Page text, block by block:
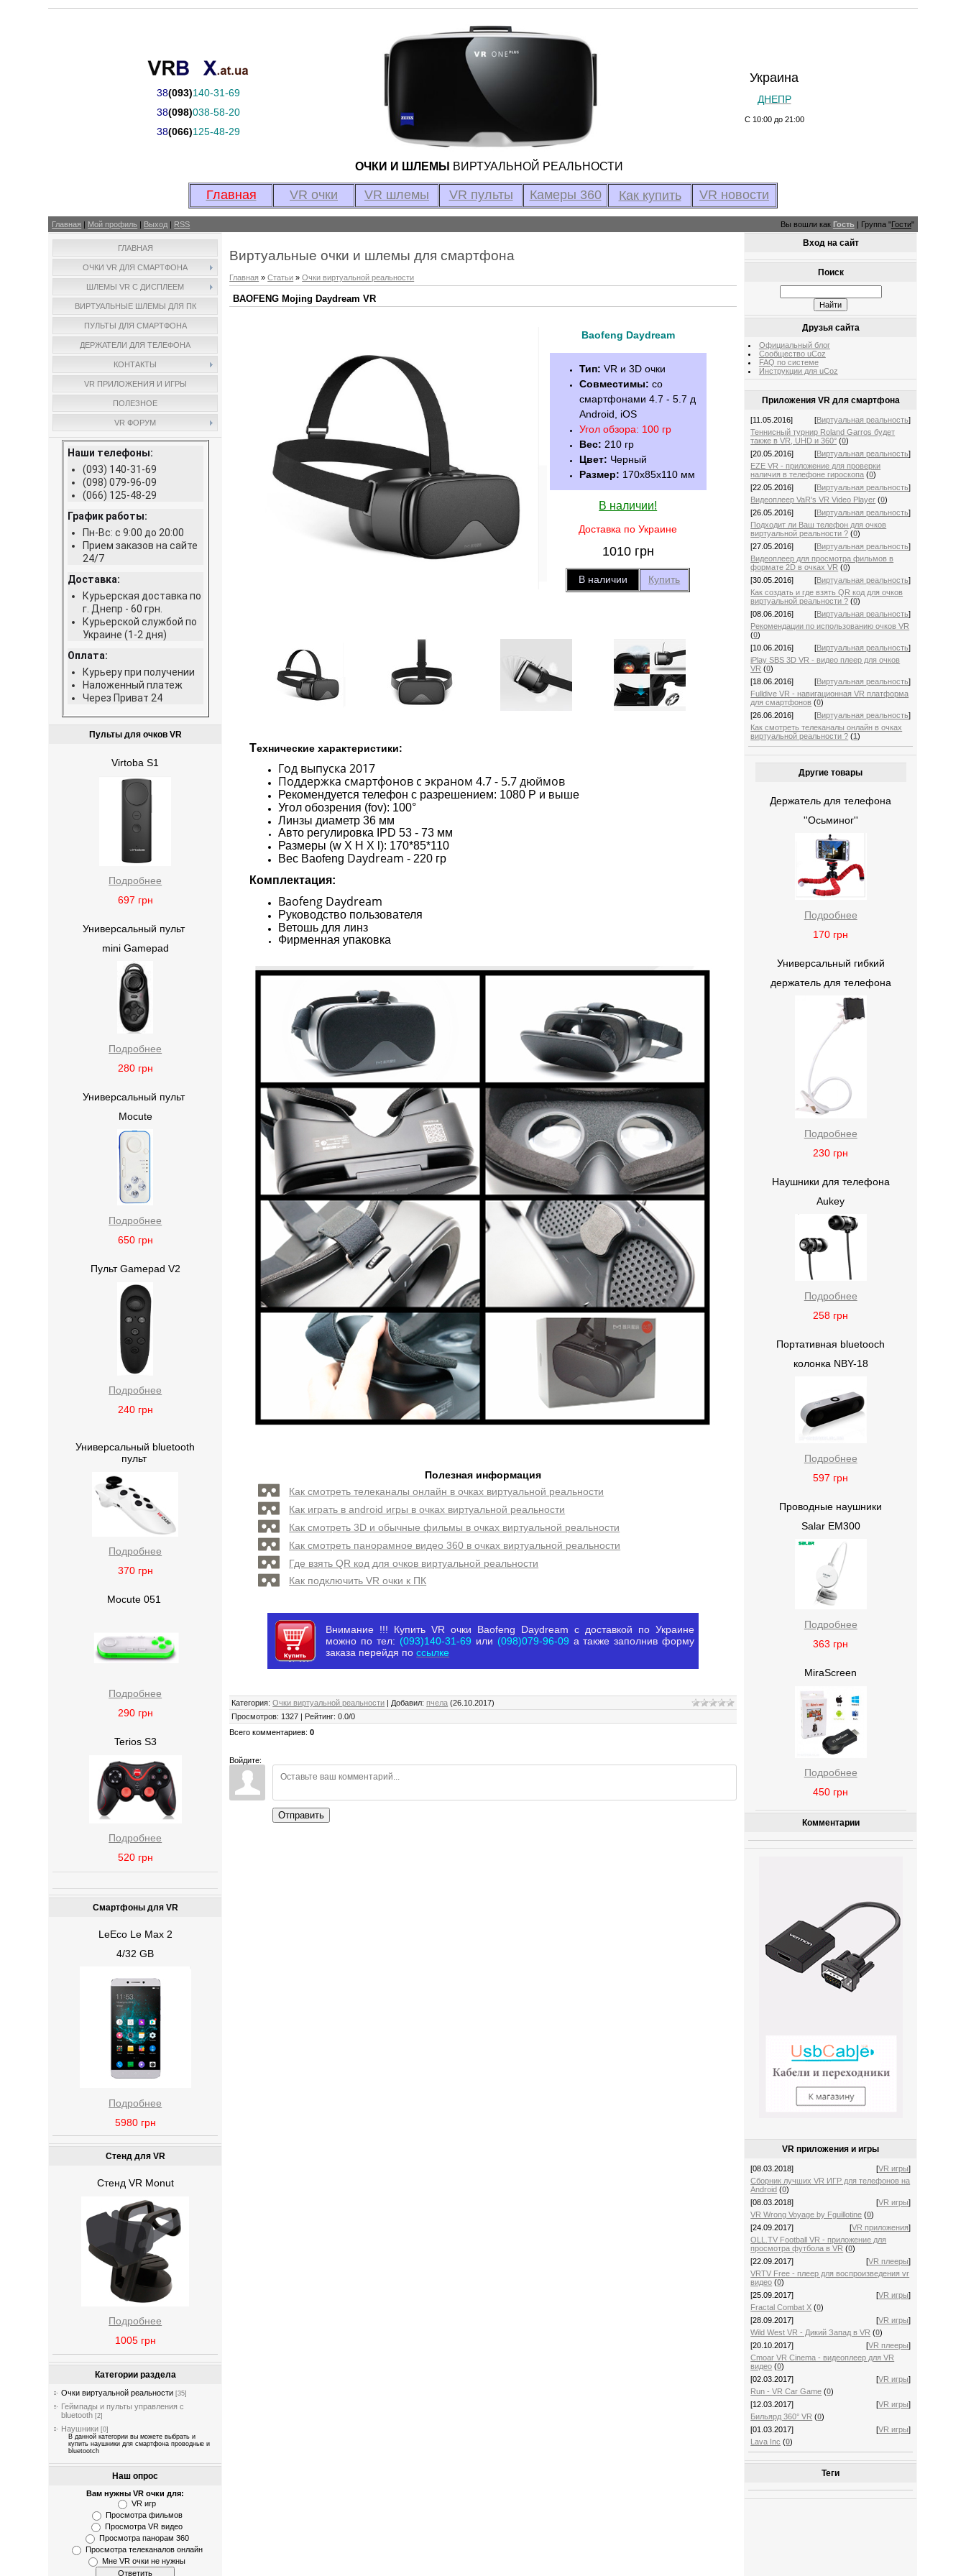
38(093)140-31-69
38(098)038-58-20
38(066)125-48-29
ОЧКИ И ШЛЕМЫ ВИРТУАЛЬНОЙ РЕАЛЬНОСТИ
Украина
ДНЕПР
С 10:00 до 21:00
Главная VR очки VR шлемы VR пульты Камеры 360 Как купить VR новости
Главная | Мой профиль | Выход | RSS Вы вошли как Гость | Группа"Гости"
ГЛАВНАЯ
ОЧКИ VR ДЛЯ СМАРТФОНА
ШЛЕМЫ VR С ДИСПЛЕЕМ
ВИРТУАЛЬНЫЕ ШЛЕМЫ ДЛЯ ПК
ПУЛЬТЫ ДЛЯ СМАРТФОНА
ДЕРЖАТЕЛИ ДЛЯ ТЕЛЕФОНА
КОНТАКТЫ
VR ПРИЛОЖЕНИЯ И ИГРЫ
ПОЛЕЗНОЕ
VR ФОРУМ
Наши телефоны:
(093) 140-31-69
(098) 079-96-09
(066) 125-48-29
График работы:
Пн-Вс: с 9:00 до 20:00
Прием заказов на сайте
24/7
Доставка:
Курьерская доставка по
г. Днепр - 60 грн.
Курьерской службой по
Украине (1-2 дня)
Оплата:
Курьеру при получении
Наложенный платеж
Через Приват 24
Пульты для очков VR
Virtoba S1
Подробнее
697 грн
Универсальный пульт
mini Gamepad
Подробнее
280 грн
Универсальный пульт
Mocute
Подробнее
650 грн
Пульт Gamepad V2
Подробнее
240 грн
Универсальный bluetooth
пульт
Подробнее
370 грн
Mocute 051
Подробнее
290 грн
Terios S3
Подробнее
520 грн
Смартфоны для VR
LeEco Le Max 2
4/32 GB
Подробнее
5980 грн
Стенд для VR
Стенд VR Monut
Подробнее
1005 грн
Категории раздела
Очки виртуальной реальности [35]
Геймпады и пульты управления с
bluetooth [2]
Наушники [0]
В данной категории вы можете выбрать и
купить наушники для смартфона проводные и
bluetootch
Наш опрос
Вам нужны VR очки для:
VR игр
Просмотра фильмов
Просмотра VR видео
Просмотра панорам 360
Просмотра телеканалов онлайн
Мне VR очки не нужны
Виртуальные очки и шлемы для смартфона
Главная »Статьи »Очки виртуальной реальности
BAOFENG Mojing Daydream VR
Baofeng Daydream
Тип: VR и 3D очки
Совместимы: со
смартфонами 4.7 - 5.7 д
Android, iOS
Угол обзора: 100 гр
Вес: 210 гр
Цвет: Черный
Размер: 170х85х110 мм
В наличии!
Доставка по Украине
1010 грн
В наличии Купить
Технические характеристики:
Год выпуска 2017
Поддержка смартфонов с экраном 4.7 - 5.7 дюймов
Рекомендуется телефон с разрешением: 1080 P и выше
Угол обозрения (fov): 100°
Линзы диаметр 36 мм
Авто регулировка IPD 53 - 73 мм
Размеры (w X H X l): 170*85*110
Вес Baofeng Daydream- 220 гр
Комплектация:
Baofeng Daydream
Руководство пользователя
Ветошь для линз
Фирменная упаковка
Полезная информация
Как смотреть телеканалы онлайн в очках виртуальной реальности
Как играть в android игры в очках виртуальной реальности
Как смотреть 3D и обычные фильмы в очках виртуальной реальности
Как смотреть панорамное видео 360 в очках виртуальной реальности
Где взять QR код для очков виртуальной реальности
Как подключить VR очки к ПК
Внимание !!! Купить VR очки Baofeng Daydream с доставкой по Украине
можно по тел: (093)140-31-69 или (098)079-96-09 а также заполнив форму
заказа перейдя поссылке
Категория: Очки виртуальной реальности Добавил: пчела (26.10.2017)
Просмотров: 1327 Рейтинг: 0.0/0
Всего комментариев:0
Войдите:
Отправить
Вход на сайт
Поиск
Друзья сайта
Официальный блог
Сообщество uCoz
FAQ по системе
Инструкции для uCoz
Приложения VR для смартфона
[11.05.2016] [Виртуальная реальность]
Теннисный турнир Roland Garros будет
также в VR, UHD и 360° (0)
[20.05.2016]
[Виртуальная реальность]
EZE VR - приложение для проверки
наличия в телефоне гироскопа (0)
[22.05.2016]
[Виртуальная реальность]
Видеоплеер VaR's VR Video Player (0)
[26.05.2016]
[Виртуальная реальность]
Подходит ли Ваш телефон для очков
виртуальной реальности ? (0)
[27.05.2016]
[Виртуальная реальность]
Видеоплеер для просмотра фильмов в
формате 2D в очках VR (0)
[30.05.2016]
[Виртуальная реальность]
Как создать и где взять QR код для очков
виртуальной реальности ? (0)
[08.06.2016]
[Виртуальная реальность]
Рекомендации по использованию очков VR
(0)
[10.06.2016]
[Виртуальная реальность]
iPlay SBS 3D VR - видео плеер для очков
VR (0)
[18.06.2016]
[Виртуальная реальность]
Fulldive VR - навигационная VR платформа
для смартфонов (0)
[26.06.2016]
[Виртуальная реальность]
Как смотреть телеканалы онлайн в очках
виртуальной реальности ? (1)
Другие товары
Держатель для телефона
''Осьминог''
Подробнее
170 грн
Универсальный гибкий
держатель для телефона
Подробнее
230 грн
Наушники для телефона
Aukey
Подробнее
258 грн
Портативная bluetooch
колонка NBY-18
Подробнее
597 грн
Проводные наушники
Salar EM300
Подробнее
363 грн
MiraScreen
Подробнее
450 грн
Комментарии
VR приложения и игры
[08.03.2018] [VR игры]
Сборник лучших VR ИГР для телефонов на
Android (0)
[08.03.2018]
[VR игры]
VR Wrong Voyage by Fguillotine (0)
[24.09.2017]
[VR приложения]
OLL.TV Football VR - приложение для
просмотра футбола в VR (0)
[22.09.2017]
[VR плееры]
VRTV Free - плеер для воспроизведения vr
видео (0)
[25.09.2017]
[VR игры]
Fractal Combat X (0)
[28.09.2017]
[VR игры]
Wild West VR - Дикий Запад в VR (0)
[20.10.2017]
[VR плееры]
Cmoar VR Cinema - видеоплеер для VR
видео (0)
[02.03.2017]
[VR игры]
Run - VR Car Game (0)
[12.03.2017]
[VR игры]
Бильярд 360° VR (0)
[01.03.2017]
[VR игры]
Lava Inc (0)
Теги